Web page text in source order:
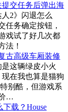
提交任务后弹出海
2》闪退怎么
任务确定按钮，
戏试了好几次都
法！
古高级车厢装修
这辆绿皮小火
在我也算是猫狗
别酷，但游戏系
…
下载？House